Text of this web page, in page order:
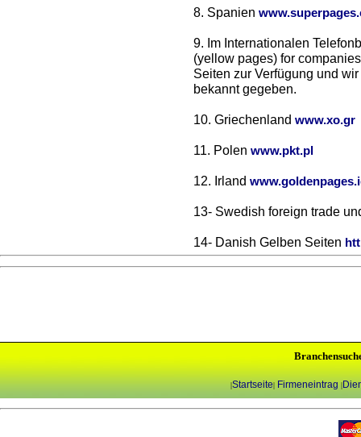
8. Spanien
9. Im Internationalen
(yellow pages) for
Seiten zur Verfügung und
bekannt gegeben.
10. Griechenland www.xo.gr
11. Polen www.pkt.pl
12. Irland
13- Swedish foreign trade
14- Danish Gelben Seiten
|Startseite| Firmeneintrag |